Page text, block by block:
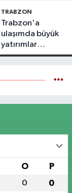
TRABZON
Trabzon'a
ulaşımda büyük
yatırımlar
yapılıyor
O P
0 0